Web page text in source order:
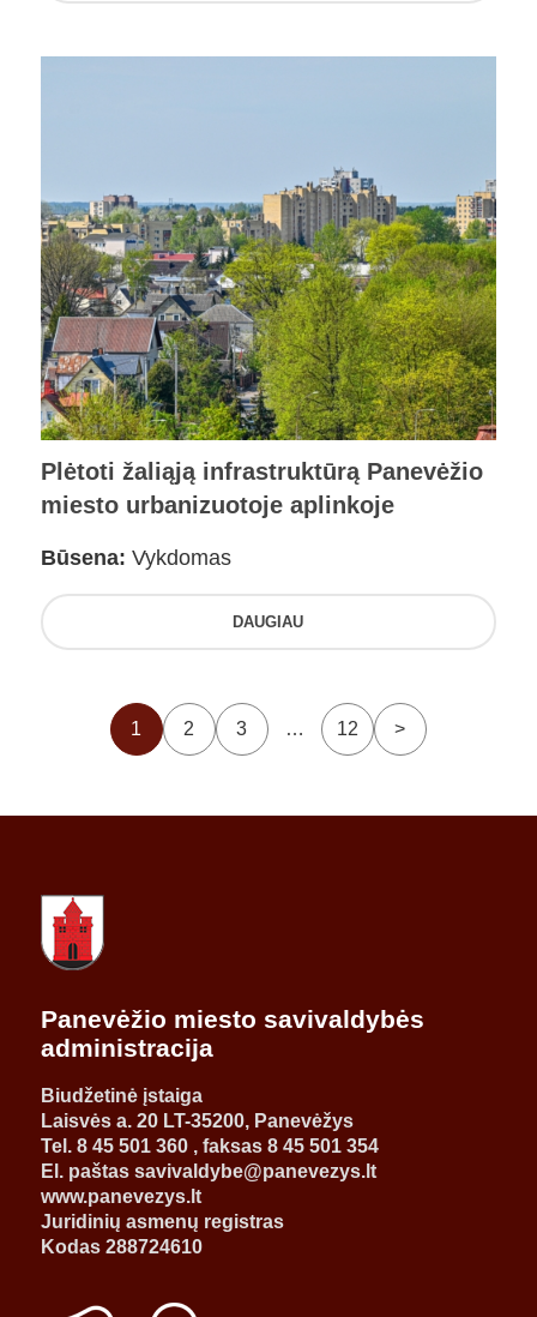
Plėtoti žaliąją infrastruktūrą Panevėžio
miesto urbanizuotoje aplinkoje
Būsena: Vykdomas
DAUGIAU
1 2 3 … 12 >
Panevėžio miesto savivaldybės
administracija
Biudžetinė įstaiga
Laisvės a. 20 LT-35200, Panevėžys
Tel. 8 45 501 360 , faksas 8 45 501 354
El. paštas savivaldybe@panevezys.lt
www.panevezys.lt
Juridinių asmenų registras
Kodas 288724610